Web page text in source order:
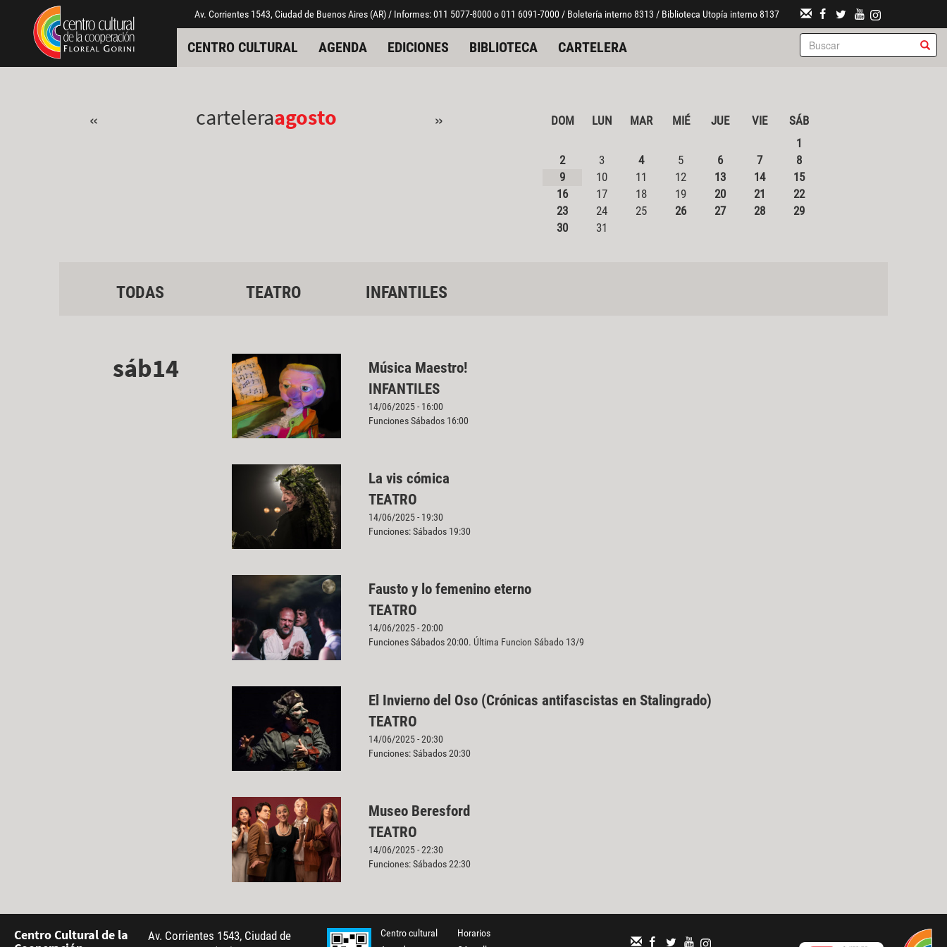
Pasar al contenido principal
Jump to main content Av. Corrientes 1543, Ciudad de Buenos Aires (AR) / Informes: 011 5077-8000 o 011 6091-7000 / Boletería interno 8313 / Biblioteca Utopía interno 8137
CENTRO CULTURAL AGENDA EDICIONES BIBLIOTECA CARTELERA
« carteleraagosto » DOM LUN MAR MIÉ JUE VIE
SÁB
1
2
3 4 5 6 7
8
9
10 11 12 13 14
15
16
17 18 19 20 21
22
23
24 25 26 27 28
29
30
31
TODAS TEATRO INFANTILES
sáb14
Música Maestro!
INFANTILES
14/06/2025 - 16:00
Funciones Sábados 16:00
La vis cómica
TEATRO
14/06/2025 - 19:30
Funciones: Sábados 19:30
Fausto y lo femenino eterno
TEATRO
14/06/2025 - 20:00
Funciones Sábados 20:00. Última Funcion Sábado 13/9
El Invierno del Oso (Crónicas antifascistas en Stalingrado)
TEATRO
14/06/2025 - 20:30
Funciones: Sábados 20:30
Museo Beresford
TEATRO
14/06/2025 - 22:30
Funciones: Sábados 22:30
Centro Cultural de la
Av. Corrientes 1543, Ciudad de
Centro cultural
Horarios